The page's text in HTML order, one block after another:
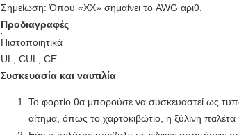
Σημείωση: Όπου «ΧΧ» σημαίνει το AWG αριθ.
Προδιαγραφές
Πιστοποιητικά
UL, CUL, CE
Συσκευασία και ναυτιλία
Το φορτίο θα μπορούσε να συσκευαστεί ως
αίτημα, όπως το χαρτοκιβώτιο, η ξύλινη